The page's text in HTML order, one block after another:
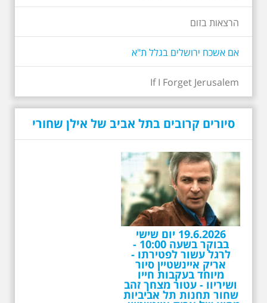
הרצאות בזום
אם אשכח ירושלים בגלל ת"א
If I Forget Jerusalem
סיורים קרובים בתל אביב של אילן שחורי
19.6.2026 יום שישי
בבוקר בשעה 10:00 -
לרגל עשור לפטירתו -
אריק איינשטיין סיור
מיוחד בעקבות חייו
ושיריוו - עטור מצחך זהב
שחור תחנות תל אביביות
מחייו של אריק איינשטיין -
מתאים גם למשפחות -
תוצרת הארץ
לרגל 13 שנה לפטירתו סיור באחדים
מתחנותיו של אריק איינשטיין
בתל-אביב. החל ממקום ילדותו, דרך
המקומות שהזכיר בשיריו. מקום
עליהם חלם והתגעגע. נתחיל מבית
הולדתו ברחוב גורדון. נשמע אחדים
משיריו של אריק איינשטיין ונסיים את
הסיור ליד קברו בבית הקברות
טרומפלדור. תוצרת הארץ